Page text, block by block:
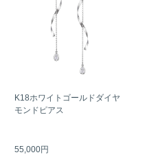
K18ホワイトゴールドダイヤ
モンドピアス
55,000円